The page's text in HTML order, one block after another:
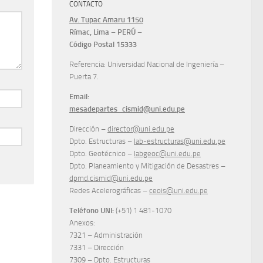
CONTACTO
Av. Tupac Amaru 1150
Rímac, Lima – PERÚ –
Código Postal 15333
Referencia: Universidad Nacional de Ingeniería –
Puerta 7.
Email:
mesadepartes_cismid@uni.edu.pe
Dirección – director@uni.edu.pe
Dpto. Estructuras – lab-estructuras@uni.edu.pe
Dpto. Geotécnico – labgeoc@uni.edu.pe
Dpto. Planeamiento y Mitigación de Desastres –
dpmd.cismid@uni.edu.pe
Redes Acelerográficas – ceois@uni.edu.pe
Teléfono UNI: (+51) 1 481-1070
Anexos:
7321 – Administración
7331 – Dirección
7309 – Dpto. Estructuras